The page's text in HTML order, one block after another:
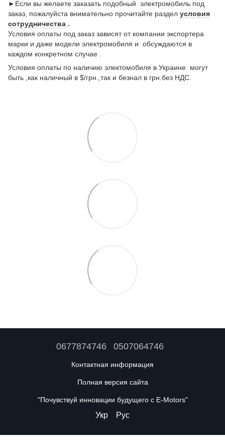
►Если вы желаете заказать подобный электромобиль под
заказ, пожалуйста внимательно прочитайте раздел условия
сотрудничества .
Условия оплаты под заказ зависят от компании экспортера
марки и даже модели электромобиля и обсуждаются в
каждом конкретном случае .
Условия оплаты по наличию электомобиля в Украине могут
быть ,как наличный в $/грн.,так и безнал в грн.без НДС.
0677874746 0507064746
Контактная информация
Полная версия сайта
"Почувствуй инновации будущего с E-Motors"
Укр Рус